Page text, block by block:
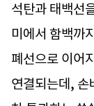
석탄과 태백선
미에서 함백까
폐선으로 이어
연결되는데, 손